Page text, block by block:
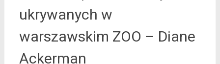
ukrywanych w
warszawskim ZOO – Diane
Ackerman